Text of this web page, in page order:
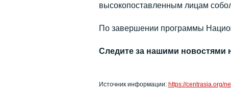
высокопоставленным лицам
По завершении программы
Следите за нашими новостями
Источник информации: https://centrasia.org/